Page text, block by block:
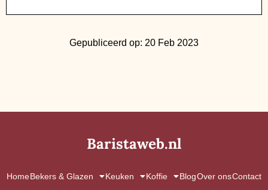
Gepubliceerd op: 20 Feb 2023
Baristaweb.nl
HomeBekers & Glazen Keuken Koffie BlogOver onsContact